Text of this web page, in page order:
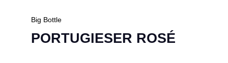
Big Bottle
PORTUGIESER ROSÉ